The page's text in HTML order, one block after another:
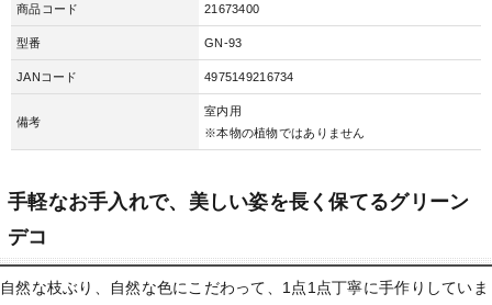
商品コード 21673400
型番 GN-93
JANコード 4975149216734
備考
室内用
※本物の植物ではありません
手軽なお手入れで、美しい姿を長く保てるグリーン
デコ
自然な枝ぶり、自然な色にこだわって、1点1点丁寧に手作りしていま